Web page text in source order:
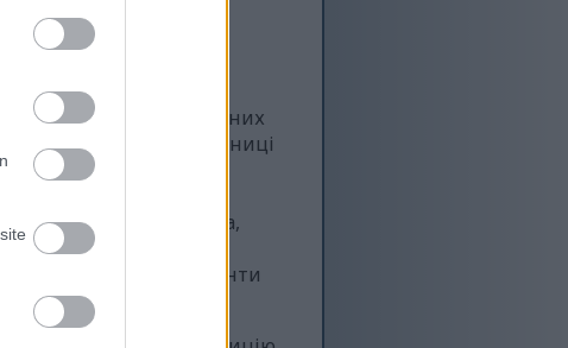
композицію креативних
на гладкій стільниці
розкладені
Зображення яскраво
кожного інгредієнта,
створює елегантний
розмиваючи елементи